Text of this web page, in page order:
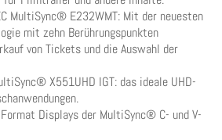
MultiSync® E232WMT: Mit der neuesten
mit zehn Berührungspunkten
von Tickets und die Auswahl der
X551UHD IGT: das ideale UHD-
Format Displays der MultiSync® C- und V-